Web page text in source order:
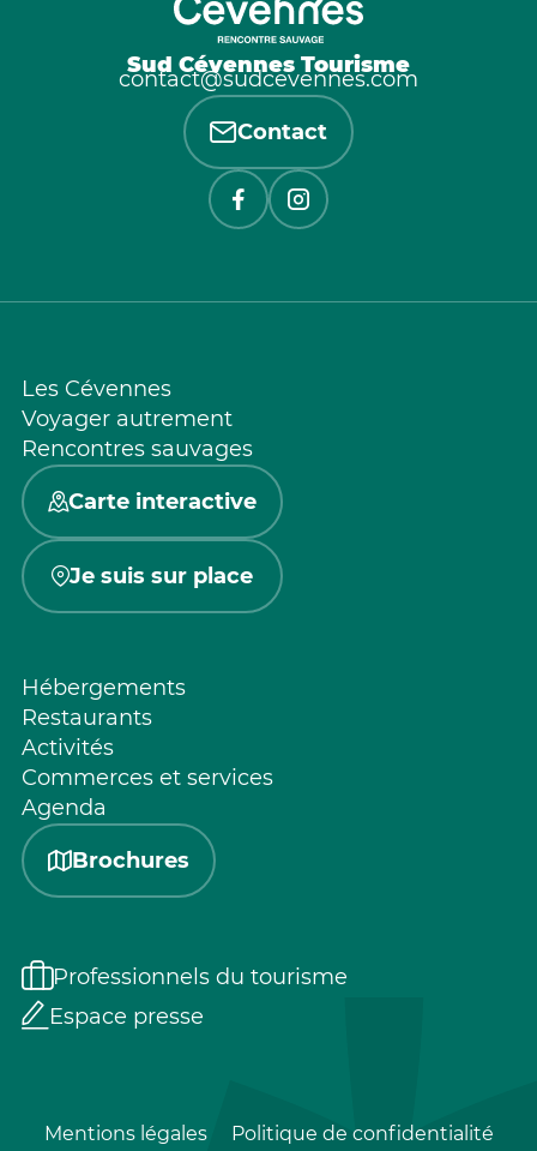
Sud Cévennes Tourisme
contact@sudcevennes.com
Contact
Les Cévennes
Voyager autrement
Rencontres sauvages
Carte interactive
Je suis sur place
Hébergements
Restaurants
Activités
Commerces et services
Agenda
Brochures
Professionnels du tourisme
Espace presse
Mentions légales Politique de confidentialité